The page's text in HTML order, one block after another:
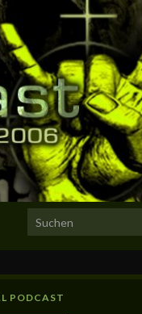
Search for:
PODCAST